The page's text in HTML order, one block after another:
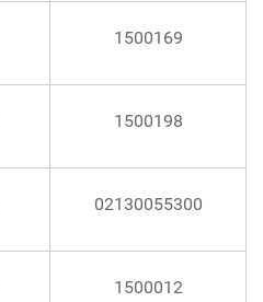
1500169
1500198
02130055300
1500012